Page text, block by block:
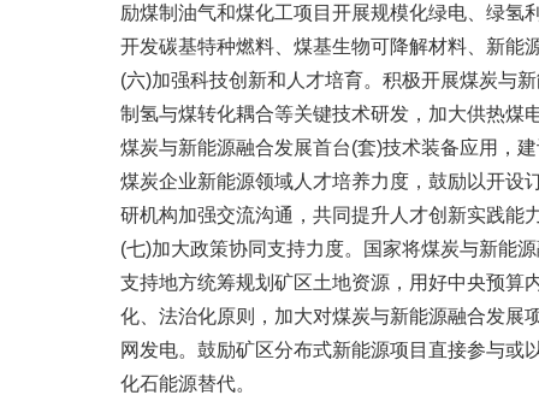
励煤制油气和煤化工项目开展规模化绿电、绿氢
开发碳基特种燃料、煤基生物可降解材料、新能
(六)加强科技创新和人才培育。积极开展煤炭与
制氢与煤转化耦合等关键技术研发，加大供热煤
煤炭与新能源融合发展首台(套)技术装备应用，
煤炭企业新能源领域人才培养力度，鼓励以开设
研机构加强交流沟通，共同提升人才创新实践能
(七)加大政策协同支持力度。国家将煤炭与新能
支持地方统筹规划矿区土地资源，用好中央预算
化、法治化原则，加大对煤炭与新能源融合发展
网发电。鼓励矿区分布式新能源项目直接参与
化石能源替代。